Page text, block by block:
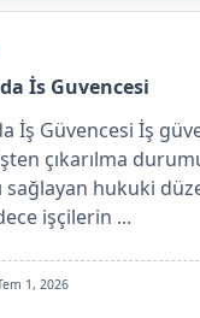
İs Guvencesi
İş Güvencesi İş
çıkarılma
sağlayan hukuki
işçilerin ...
1, 2026